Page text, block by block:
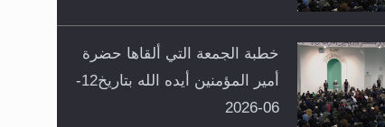
خطبة الجمعة التي ألقاها حضرة
أمير المؤمنين أيده الله بتاريخ12-
06-2026